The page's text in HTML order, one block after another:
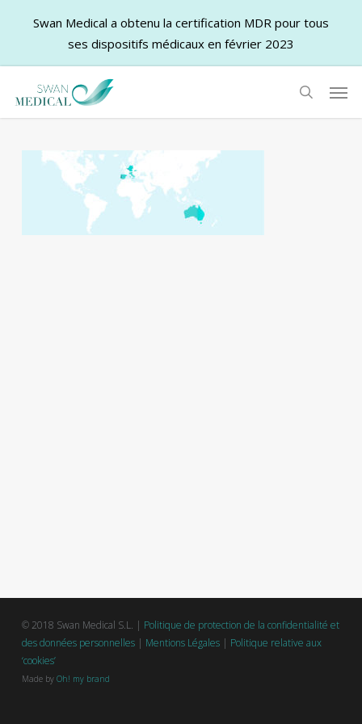
main
search
© 2018 Swan Medical S.L. | Politique de protection de la confidentialité et
des données personnelles| Mentions Légales| Politique relative aux
‘cookies’
Made by Oh! my brand
Swan Medical a obtenu la certification MDR pour tous
ses dispositifs médicaux en février 2023